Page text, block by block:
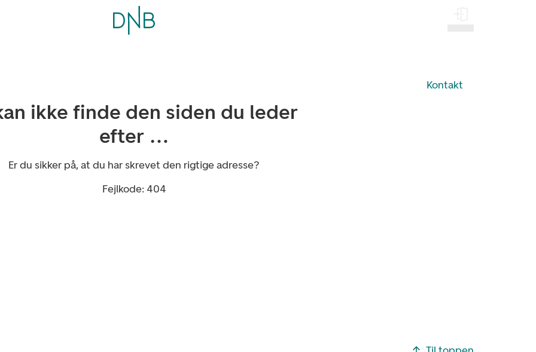
Kontakt
ikke finde den siden du leder
efter …
Er du sikker på, at du har skrevet den rigtige adresse?
Fejlkode: 404